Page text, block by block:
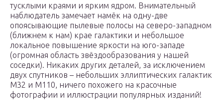
тусклыми краями и ярким ядром. Внимательный
наблюдатель замечает намёк на одну-две
опоясывающие пылевые полосы на северо-западном
(ближнем к нам) крае галактики и небольшое
локальное повышение яркости на юго-западе
(огромная область звёздообразования у нашей
соседки). Никаких других деталей, за исключением
двух спутников – небольших эллиптических галактик
M32 и М110, ничего похожего на красочные
фотографии и иллюстрации популярных изданий!